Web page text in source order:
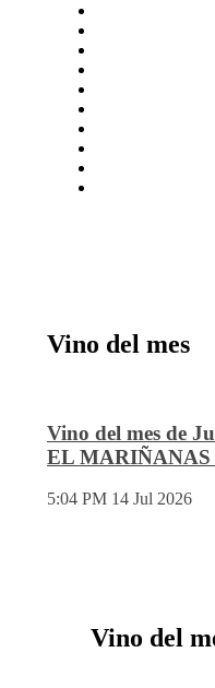
Vino del mes
Vino del mes de
EL MARIÑANAS
5:04 PM 14 Jul 2026
Vino del